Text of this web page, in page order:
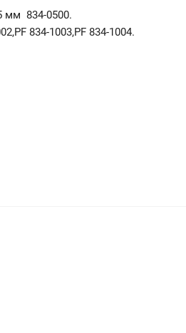
мм 834-0500.
834-1003,PF 834-1004.